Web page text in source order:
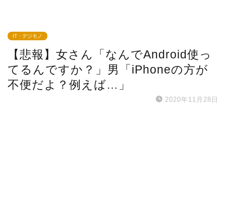
IT・デジモノ
【悲報】女さん「なんでAndroid使っ
てるんですか？」男「iPhoneの方が
不便だよ？例えば…」
2020年11月28日